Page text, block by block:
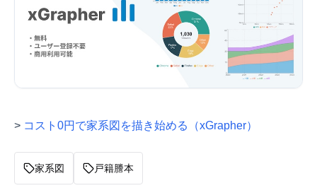
> コスト0円で家系図を描き始める（xGrapher）
家系図 戸籍謄本